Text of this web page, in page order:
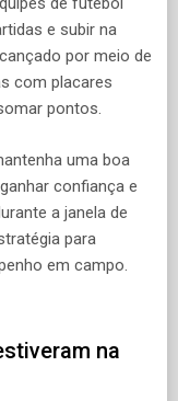
e subir na
por meio de
com placares
pontos.
uma boa
confiança e
a janela de
para
em campo.
na